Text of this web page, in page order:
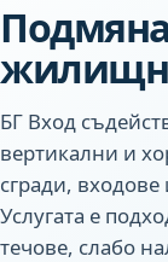
БГ Вход
вертикални и
сгради,
Услугата е
течове, слабо